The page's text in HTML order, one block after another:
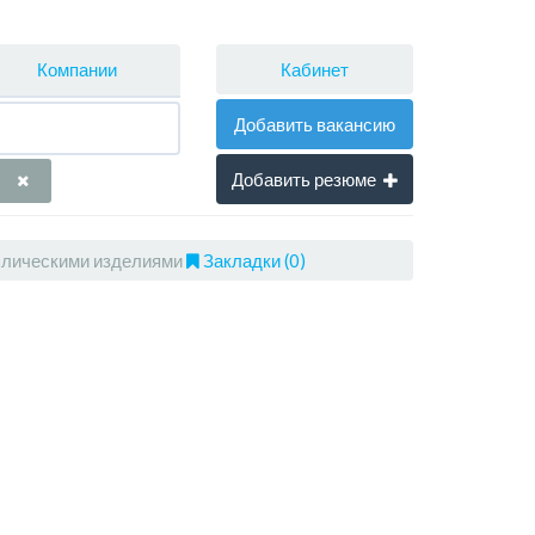
Компании Кабинет
Добавить вакансию
Добавить резюме
изделиями Закладки (0)